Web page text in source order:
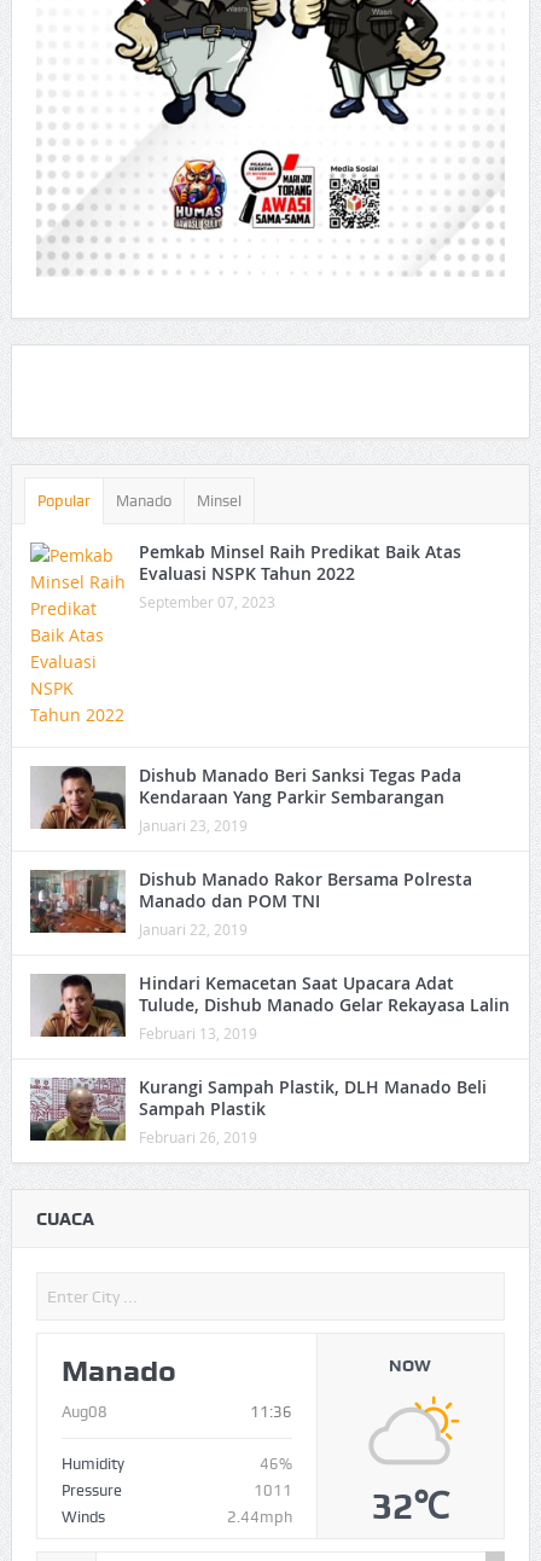
Popular Manado Minsel
Pemkab Minsel Raih Predikat Baik Atas
Evaluasi NSPK Tahun 2022
September 07, 2023
Dishub Manado Beri Sanksi Tegas Pada
Kendaraan Yang Parkir Sembarangan
Januari 23, 2019
Dishub Manado Rakor Bersama Polresta
Manado dan POM TNI
Januari 22, 2019
Hindari Kemacetan Saat Upacara Adat
Tulude, Dishub Manado Gelar Rekayasa Lalin
Februari 13, 2019
Kurangi Sampah Plastik, DLH Manado Beli
Sampah Plastik
Februari 26, 2019
CUACA
Manado
Aug08 11:36
Humidity
46%
Pressure
1011
Winds
2.44mph
NOW
32℃